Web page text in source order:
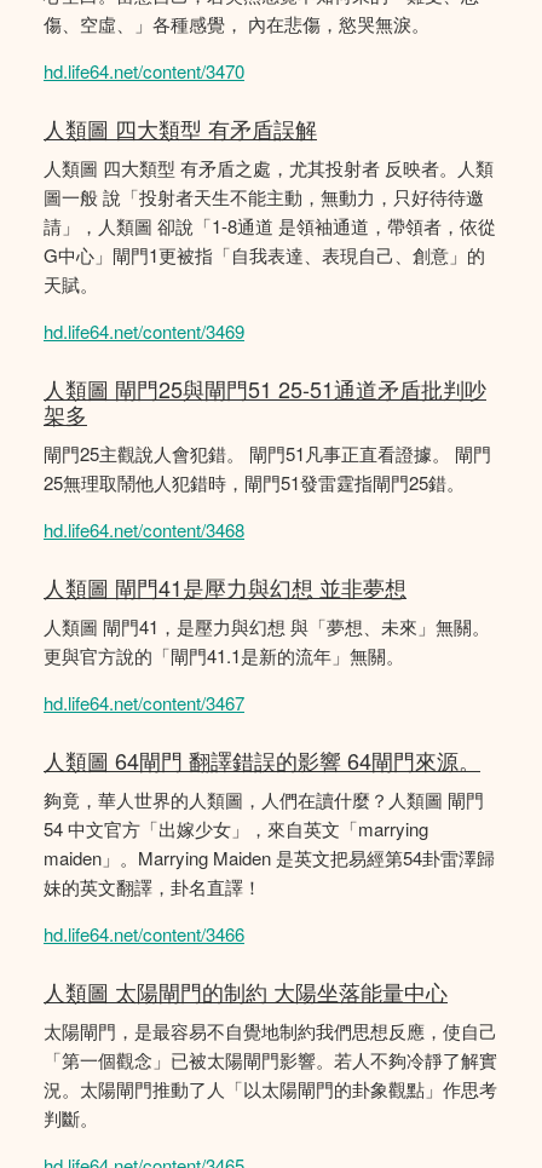
傷、空虛、」各種感覺， 內在悲傷，慾哭無淚。
hd.life64.net/content/3470
人類圖 四大類型 有矛盾誤解
人類圖 四大類型 有矛盾之處，尤其投射者 反映者。人類
圖一般 說「投射者天生不能主動，無動力，只好待待邀
請」，人類圖 卻說「1-8通道 是領袖通道，帶領者，依從
G中心」閘門1更被指「自我表達、表現自己、創意」的
天賦。
hd.life64.net/content/3469
人類圖 閘門25與閘門51 25-51通道矛盾批判吵
架多
閘門25主觀說人會犯錯。 閘門51凡事正直看證據。 閘門
25無理取鬧他人犯錯時，閘門51發雷霆指閘門25錯。
hd.life64.net/content/3468
人類圖 閘門41是壓力與幻想 並非夢想
人類圖 閘門41，是壓力與幻想 與「夢想、未來」無關。
更與官方說的「閘門41.1是新的流年」無關。
hd.life64.net/content/3467
人類圖 64閘門 翻譯錯誤的影響 64閘門來源。
夠竟，華人世界的人類圖，人們在讀什麼？人類圖 閘門
54 中文官方「出嫁少女」，來自英文「marrying
maiden」。Marrying Maiden 是英文把易經第54卦雷澤歸
妹的英文翻譯，卦名直譯！
hd.life64.net/content/3466
人類圖 太陽閘門的制約 大陽坐落能量中心
太陽閘門，是最容易不自覺地制約我們思想反應，使自己
「第一個觀念」已被太陽閘門影響。若人不夠冷靜了解實
況。太陽閘門推動了人「以太陽閘門的卦象觀點」作思考
判斷。